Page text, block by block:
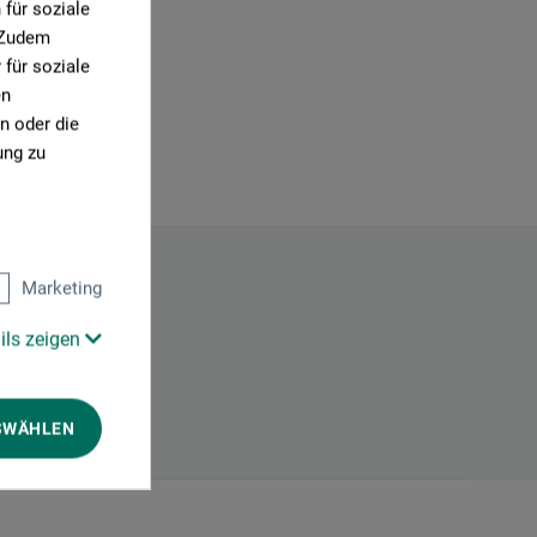
für soziale
für soziale
oder die
zu
Marketing
zeigen